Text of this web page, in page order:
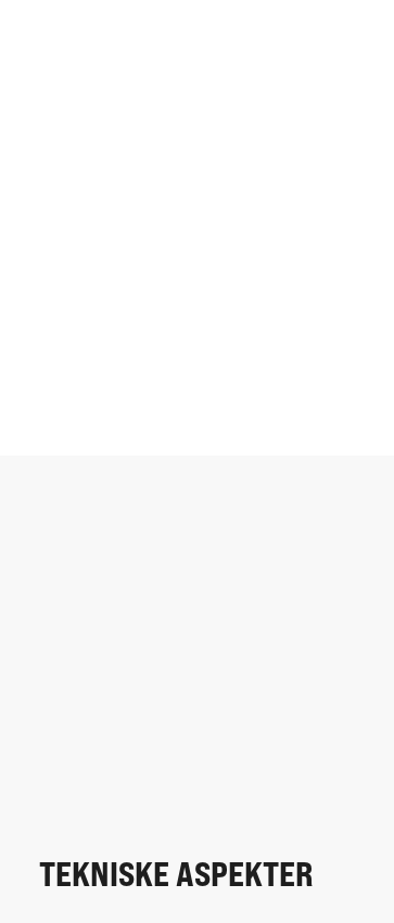
TEKNISKE ASPEKTER